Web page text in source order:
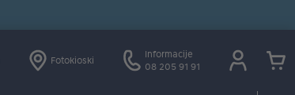
Fotokioski
Informacije
08 205 91 91